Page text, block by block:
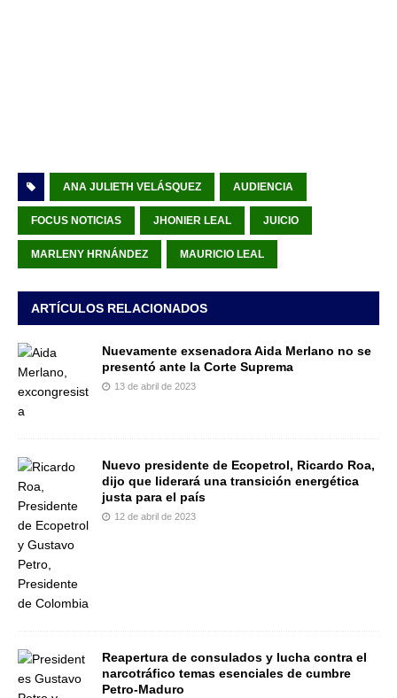
ANA JULIETH VELÁSQUEZ AUDIENCIA
FOCUS NOTICIAS JHONIER LEAL JUICIO
MARLENY HRNÁNDEZ MAURICIO LEAL
ARTÍCULOS RELACIONADOS
Nuevamente exsenadora Aida Merlano no se
presentó ante la Corte Suprema
13 de abril de 2023
Nuevo presidente de Ecopetrol, Ricardo Roa,
dijo que liderará una transición energética
justa para el país
12 de abril de 2023
Reapertura de consulados y lucha contra el
narcotráfico temas esenciales de cumbre
Petro-Maduro